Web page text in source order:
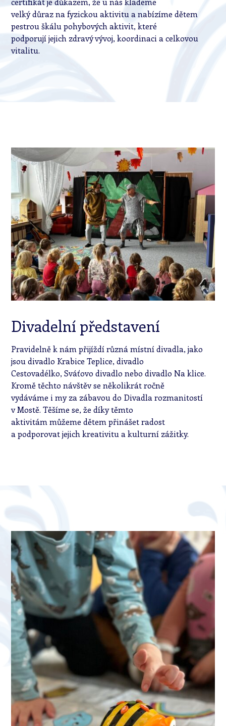
velký důraz na fyzickou aktivitu a nabízíme dětem
pestrou škálu pohybových aktivit, které
podporují jejich zdravý vývoj, koordinaci a celkovou
vitalitu.
Divadelní představení
Pravidelně k nám přijíždí různá místní divadla, jako
jsou divadlo Krabice Teplice, divadlo
Cestovadélko, Sváťovo divadlo nebo divadlo Na klice.
Kromě těchto návštěv se několikrát ročně
vydáváme i my za zábavou do Divadla rozmanitostí
v Mostě. Těšíme se, že díky těmto
aktivitám můžeme dětem přinášet radost
a podporovat jejich kreativitu a kulturní zážitky.